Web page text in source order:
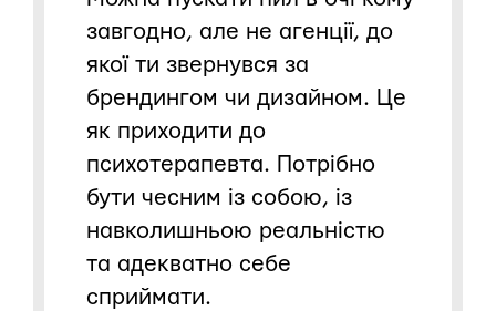
завгодно, але не агенції, до
якої ти звернувся за
брендингом чи дизайном. Це
як приходити до
психотерапевта. Потрібно
бути чесним із собою, із
навколишньою реальністю
та адекватно себе
сприймати.